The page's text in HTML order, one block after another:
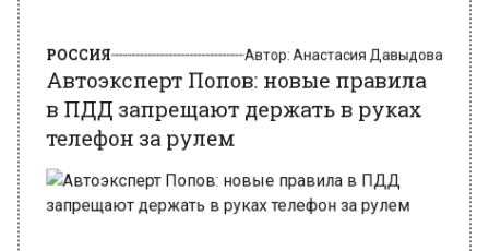
в ПДД запрещают держать в руках
телефон за рулем